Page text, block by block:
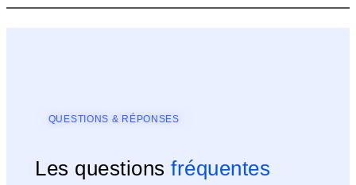
QUESTIONS & RÉPONSES
Les questions fréquentes